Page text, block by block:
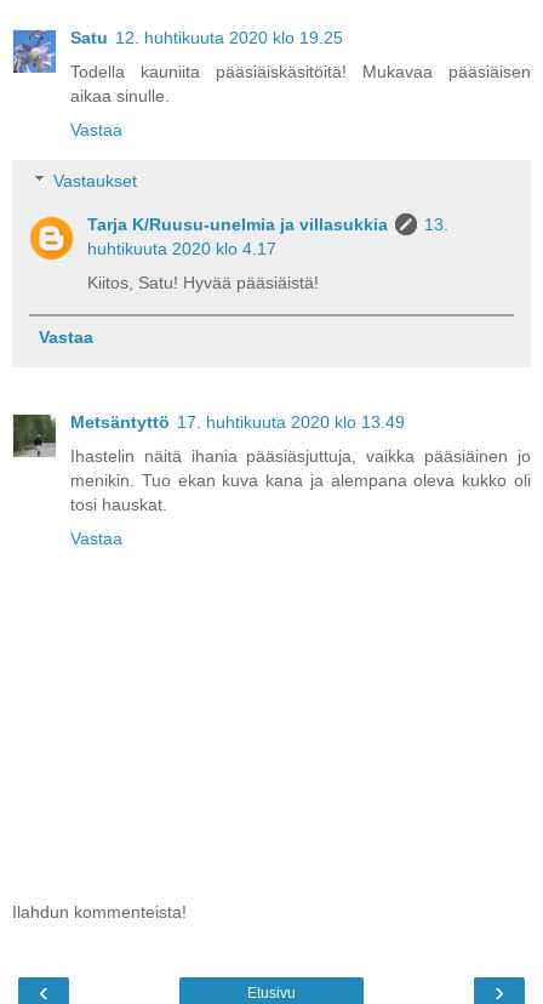
Satu 12. huhtikuuta 2020 klo 19.25
Todella kauniita pääsiäiskäsitöitä! Mukavaa pääsiäisen
aikaa sinulle.
Vastaa
Vastaukset
Tarja K/Ruusu-unelmia ja villasukkia
13.
huhtikuuta 2020 klo 4.17
Kiitos, Satu! Hyvää pääsiäistä!
Vastaa
Metsäntyttö 17. huhtikuuta 2020 klo 13.49
Ihastelin näitä ihania pääsiäsjuttuja, vaikka pääsiäinen jo
menikin. Tuo ekan kuva kana ja alempana oleva kukko oli
tosi hauskat.
Vastaa
Ilahdun kommenteista!
‹ ›
Etusivu